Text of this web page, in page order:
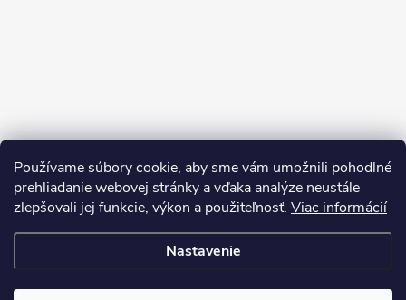
Používame súbory cookie, aby sme vám umožnili pohodlné
prehliadanie webovej stránky a vďaka analýze neustále
zlepšovali jej funkcie, výkon a použiteľnosť. Viac informácií
Nastavenie
Sledovať na Instagrame